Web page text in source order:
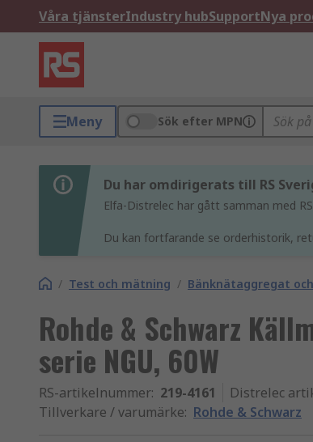
Våra tjänsterIndustry hubSupportNya
Meny Sök efter MPN
Du har omdirigerats till RS
Elfa-Distrelec har gått samman med
Du kan fortfarande se orderhistorik,
/ Test och mätning / Bänknätaggregat
Rohde & Schwarz
serie NGU, 60W
RS-artikelnummer: 219-4161 Distrelec
Tillverkare / varumärke: Rohde & Schwarz